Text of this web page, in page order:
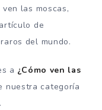
las moscas,
de
del mundo.
a ¿Cómo ven las
nuestra categoría